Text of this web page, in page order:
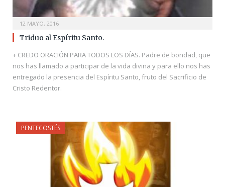
12 MAYO, 2016
Triduo al Espíritu Santo.
+ CREDO ORACIÓN PARA TODOS LOS DÍAS. Padre de bondad, que
nos has llamado a participar de la vida divina y para ello nos has
entregado la presencia del Espíritu Santo, fruto del Sacrificio de
Cristo Redentor.
PENTECOSTÉS